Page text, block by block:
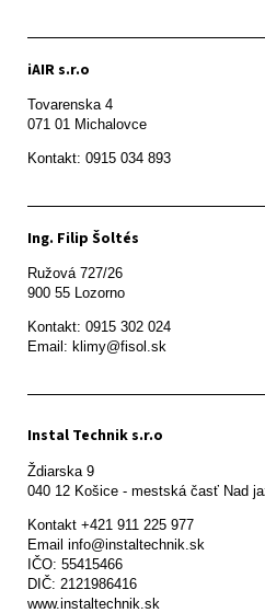
iAIR s.r.o
Tovarenska 4
071 01 Michalovce
Ing. Filip Šoltés
Ružová 727/26
900 55 Lozorno
Kontakt: 0915 302 024
Email: klimy@fisol.sk
Instal Technik s.r.o
Ždiarska 9
Kontakt +421 911 225 977
Email info@instaltechnik.sk
IČO: 55415466
DIČ: 2121986416
www.instaltechnik.sk